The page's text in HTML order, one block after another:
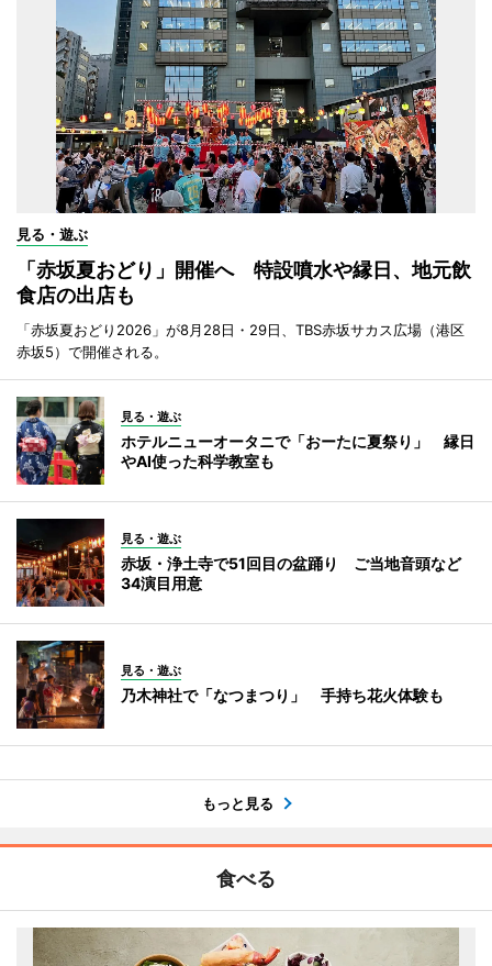
見る・遊ぶ
「赤坂夏おどり」開催へ 特設噴水や縁日、地元飲
食店の出店も
「赤坂夏おどり2026」が8月28日・29日、TBS赤坂サカス広場（港区
赤坂5）で開催される。
見る・遊ぶ
ホテルニューオータニで「おーたに夏祭り」 縁日
やAI使った科学教室も
見る・遊ぶ
赤坂・浄土寺で51回目の盆踊り ご当地音頭など
34演目用意
見る・遊ぶ
乃木神社で「なつまつり」 手持ち花火体験も
もっと見る
食べる